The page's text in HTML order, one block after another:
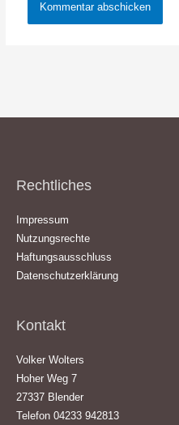
Rechtliches
Impressum
Nutzungsrechte
Haftungsausschluss
Datenschutzerklärung
Kontakt
Volker Wolters
Hoher Weg 7
27337 Blender
Telefon 04233 942813